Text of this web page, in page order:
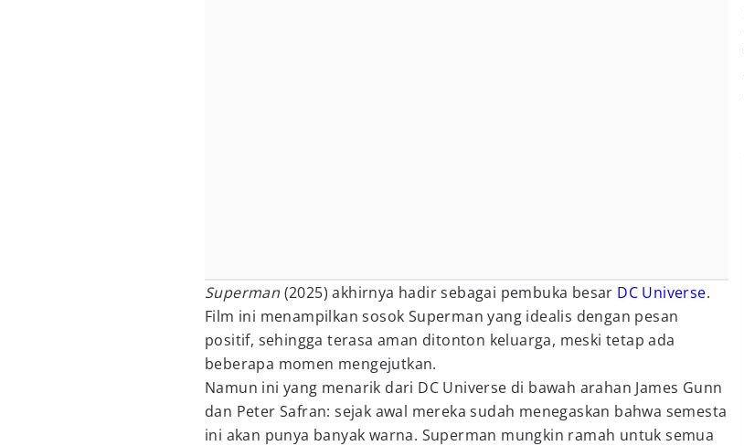
Superman (2025) akhirnya hadir sebagai pembuka besar DC Universe.
Film ini menampilkan sosok Superman yang idealis dengan pesan
positif, sehingga terasa aman ditonton keluarga, meski tetap ada
beberapa momen mengejutkan.
Namun ini yang menarik dari DC Universe di bawah arahan James Gunn
dan Peter Safran: sejak awal mereka sudah menegaskan bahwa semesta
ini akan punya banyak warna. Superman mungkin ramah untuk semua